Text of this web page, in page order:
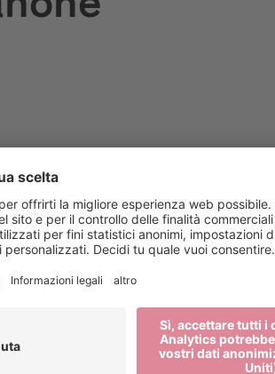
I punti di noleggio bici sulla Plose e
prenotate e iniziate!